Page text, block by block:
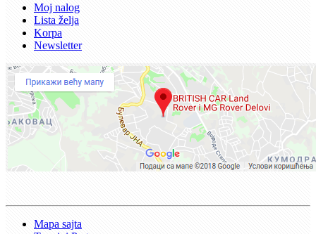
Moj nalog
Lista želja
Korpa
Newsletter
Mapa sajta